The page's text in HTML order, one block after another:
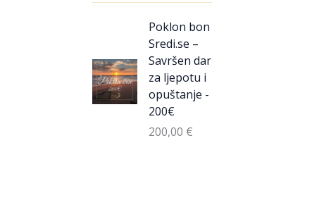
Poklon bon
Sredi.se –
Savršen dar
za ljepotu i
opuštanje -
200€
200,00 €